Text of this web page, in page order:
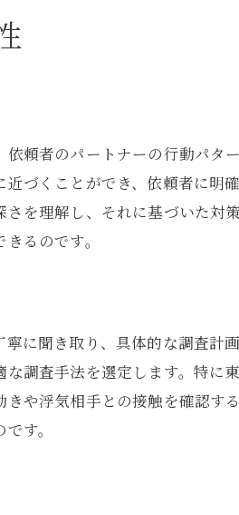
法
頼者のパートナーの行動パタ
づくことができ、依頼者に明
を理解し、それに基づいた対
るのです。
に聞き取り、具体的な調査計
調査手法を選定します。特に
や浮気相手との接触を確認す
す。